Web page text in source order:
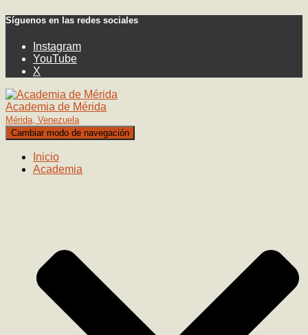
Síguenos en las redes sociales
Instagram
YouTube
X
Academia de Mérida
Mérida, Venezuela
Cambiar modo de navegación
Inicio
Academia